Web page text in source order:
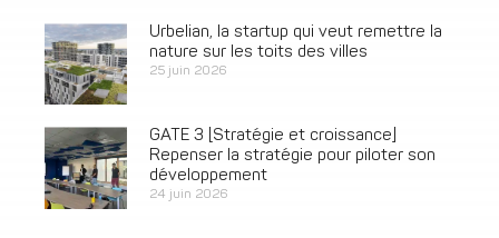
Urbelian, la startup qui veut remettre la
nature sur les toits des villes
25 juin 2026
GATE 3 [Stratégie et croissance]
Repenser la stratégie pour piloter son
développement
24 juin 2026